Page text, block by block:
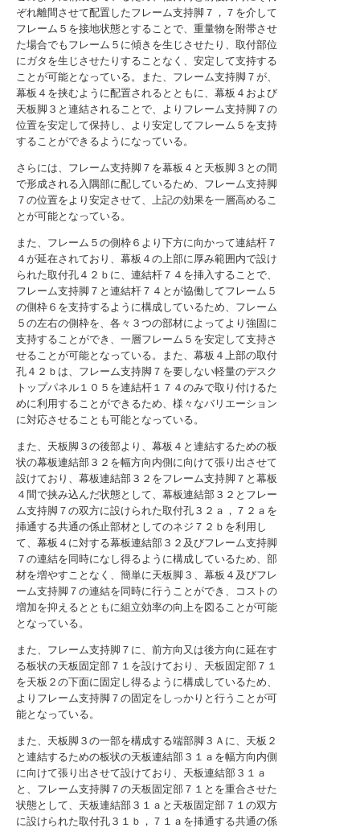
ぞれ離間させて配置したフレーム支持脚７，７を介して
フレーム５を接地状態とすることで、重量物を附帯させ
た場合でもフレーム５に傾きを生じさせたり、取付部位
にガタを生じさせたりすることなく、安定して支持する
ことが可能となっている。また、フレーム支持脚７が、
幕板４を挟むように配置されるとともに、幕板４および
天板脚３と連結されることで、よりフレーム支持脚７の
位置を安定して保持し、より安定してフレーム５を支持
することができるようになっている。
さらには、フレーム支持脚７を幕板４と天板脚３との間
で形成される入隅部に配しているため、フレーム支持脚
７の位置をより安定させて、上記の効果を一層高めるこ
とが可能となっている。
また、フレーム５の側枠６より下方に向かって連結杆７
４が延在されており、幕板４の上部に厚み範囲内で設け
られた取付孔４２ｂに、連結杆７４を挿入することで、
フレーム支持脚７と連結杆７４とが協働してフレーム５
の側枠６を支持するように構成しているため、フレーム
５の左右の側枠を、各々３つの部材によってより強固に
支持することができ、一層フレーム５を安定して支持さ
せることが可能となっている。また、幕板４上部の取付
孔４２ｂは、フレーム支持脚７を要しない軽量のデスク
トップパネル１０５を連結杆１７４のみで取り付けるた
めに利用することができるため、様々なバリエーション
に対応させることも可能となっている。
また、天板脚３の後部より、幕板４と連結するための板
状の幕板連結部３２を幅方向内側に向けて張り出させて
設けており、幕板連結部３２をフレーム支持脚７と幕板
４間で挟み込んだ状態として、幕板連結部３２とフレー
ム支持脚７の双方に設けられた取付孔３２ａ，７２ａを
挿通する共通の係止部材としてのネジ７２ｂを利用し
て、幕板４に対する幕板連結部３２及びフレーム支持脚
７の連結を同時になし得るように構成しているため、部
材を増やすことなく、簡単に天板脚３、幕板４及びフレ
ーム支持脚７の連結を同時に行うことができ、コストの
増加を抑えるとともに組立効率の向上を図ることが可能
となっている。
また、フレーム支持脚７に、前方向又は後方向に延在す
る板状の天板固定部７１を設けており、天板固定部７１
を天板２の下面に固定し得るように構成しているため、
よりフレーム支持脚７の固定をしっかりと行うことが可
能となっている。
また、天板脚３の一部を構成する端部脚３Ａに、天板２
と連結するための板状の天板連結部３１ａを幅方向内側
に向けて張り出させて設けており、天板連結部３１ａ
と、フレーム支持脚７の天板固定部７１とを重合させた
状態として、天板連結部３１ａと天板固定部７１の双方
に設けられた取付孔３１ｂ，７１ａを挿通する共通の係